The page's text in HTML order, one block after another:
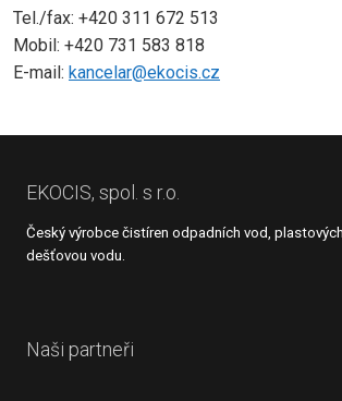
Tel./fax: +420 311 672 513
Mobil: +420 731 583 818
E-mail: kancelar@ekocis.cz
EKOCIS, spol. s r.o.
Český výrobce čistíren odpadních vod,
dešťovou vodu.
Naši partneři